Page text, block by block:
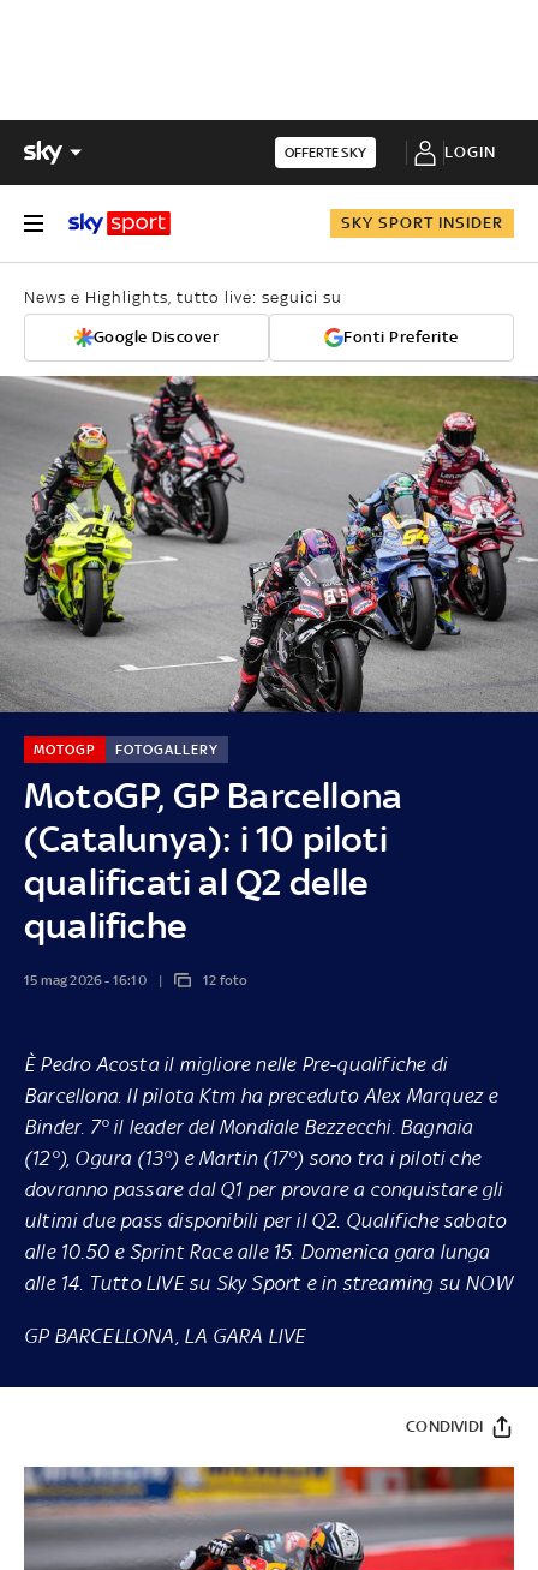
OFFERTE SKY LOGIN
SKY SPORT INSIDER
News e Highlights, tutto live: seguici su
Google Discover Fonti Preferite
MotoGP, GP Barcellona
(Catalunya): i 10 piloti
qualificati al Q2 delle
qualifiche
MOTOGP FOTOGALLERY
15 mag 2026 - 16:10 12 foto
È Pedro Acosta il migliore nelle Pre-qualifiche di
Barcellona. Il pilota Ktm ha preceduto Alex Marquez e
Binder. 7° il leader del Mondiale Bezzecchi. Bagnaia
(12°), Ogura (13°) e Martin (17°) sono tra i piloti che
dovranno passare dal Q1 per provare a conquistare gli
ultimi due pass disponibili per il Q2. Qualifiche sabato
alle 10.50 e Sprint Race alle 15. Domenica gara lunga
alle 14. Tutto LIVE su Sky Sporte in streaming su NOW
GP BARCELLONA, LA GARA LIVE
CONDIVIDI